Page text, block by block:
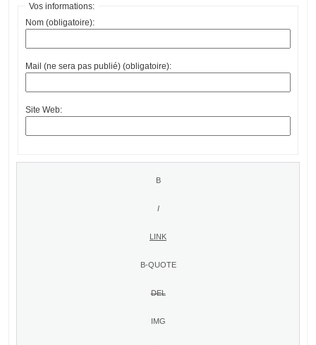
Vos informations:
Nom (obligatoire):
Mail (ne sera pas publié) (obligatoire):
Site Web: